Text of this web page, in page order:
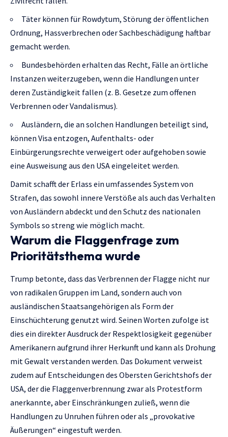
Täter können für Rowdytum, Störung der öffentlichen
Ordnung, Hassverbrechen oder Sachbeschädigung haftbar
gemacht werden.
Bundesbehörden erhalten das Recht, Fälle an örtliche
Instanzen weiterzugeben, wenn die Handlungen unter
deren Zuständigkeit fallen (z. B. Gesetze zum offenen
Verbrennen oder Vandalismus).
Ausländern, die an solchen Handlungen beteiligt sind,
können Visa entzogen, Aufenthalts- oder
Einbürgerungsrechte verweigert oder aufgehoben sowie
eine Ausweisung aus den USA eingeleitet werden.
Damit schafft der Erlass ein umfassendes System von
Strafen, das sowohl innere Verstöße als auch das Verhalten
von Ausländern abdeckt und den Schutz des nationalen
Symbols so streng wie möglich macht.
Warum die Flaggenfrage zum
Prioritätsthema wurde
Trump betonte, dass das Verbrennen der Flagge nicht nur
von radikalen Gruppen im Land, sondern auch von
ausländischen Staatsangehörigen als Form der
Einschüchterung genutzt wird. Seinen Worten zufolge ist
dies ein direkter Ausdruck der Respektlosigkeit gegenüber
Amerikanern aufgrund ihrer Herkunft und kann als Drohung
mit Gewalt verstanden werden. Das Dokument verweist
zudem auf Entscheidungen des Obersten Gerichtshofs der
USA, der die Flaggenverbrennung zwar als Protestform
anerkannte, aber Einschränkungen zuließ, wenn die
Handlungen zu Unruhen führen oder als „provokative
Äußerungen“ eingestuft werden.